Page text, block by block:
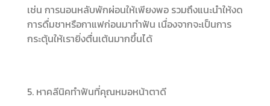
เช่น การนอนหลับพักผ่อนให้เพียงพอ รวมถึงแนะนำให้งด
การดื่มชาหรือกาแฟก่อนมาทำฟัน เนื่องจากจะเป็นการ
กระตุ้นให้เรายิ่งตื่นเต้นมากขึ้นได้
5. หาคลีนิคทำฟันที่คุณหมอหน้าตาดี